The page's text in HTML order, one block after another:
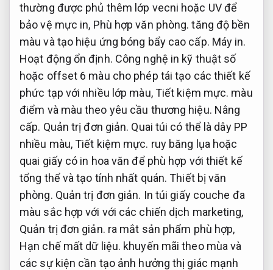
thường được phủ thêm lớp vecni hoặc UV để
bảo vệ mực in, Phù hợp văn phòng. tăng độ bền
màu và tạo hiệu ứng bóng bẩy cao cấp. Máy in.
Hoạt động ổn định. Công nghệ in kỹ thuật số
hoặc offset 6 màu cho phép tái tạo các thiết kế
phức tạp với nhiều lớp màu,Tiết kiệm mực. màu
điểm và màu theo yêu cầu thương hiệu. Nâng
cấp. Quản trị đơn giản. Quai túi có thể là dây PP
nhiều màu,Tiết kiệm mực. ruy băng lụa hoặc
quai giấy có in hoa văn để phù hợp với thiết kế
tổng thể và tạo tính nhất quán.Thiết bị văn
phòng. Quản trị đơn giản. In túi giấy couche đa
màu sắc hợp với với các chiến dịch marketing,
Quản trị đơn giản. ra mắt sản phẩm phù hợp,
Hạn chế mất dữ liệu. khuyến mãi theo mùa và
các sự kiện cần tạo ảnh hưởng thị giác mạnh